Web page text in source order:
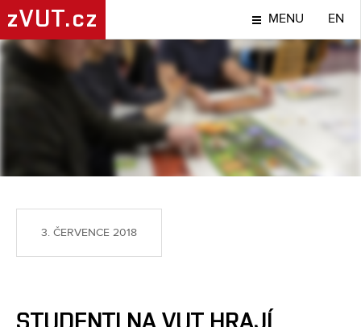
zVUT.cz MENU EN
TÉMA
3. ČERVENCE 2018
STUDENTI NA VUT HRAJÍ